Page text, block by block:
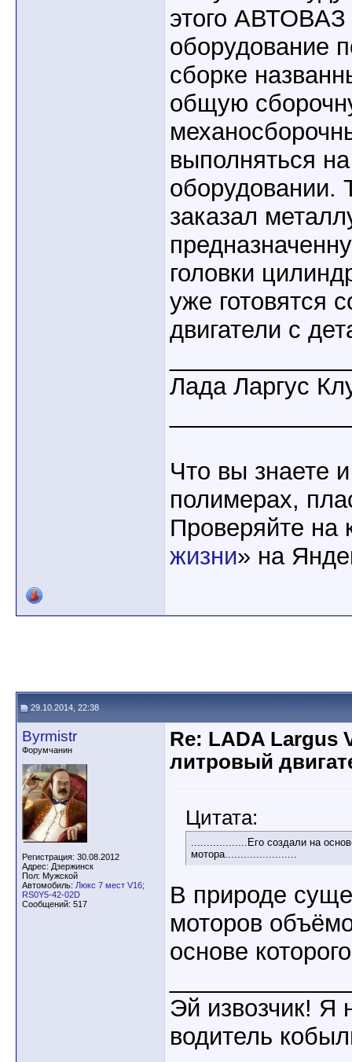
этого АВТОВАЗ
оборудование
сборке
общую
выполняться
заказал
головки
уже готовятся
двигатели с
Лада Ларгус
Что вы знаете
полимерах,
Проверяйте на
жизни» на
29.10.2014, 22:38
Byrmistr
Форумчанин
Регистрация: 30.08.2012
Адрес: Дзержинск
Пол: Мужской
Автомобиль: Люкс 7 мест V16;
RS0Y5-42-02D
Сообщений: 517
Re: LADA Largus
литровый
Цитата:
..................Его создали на
мотора.......................
В природе
моторов
основе
Эй извозчик! Я
водитель